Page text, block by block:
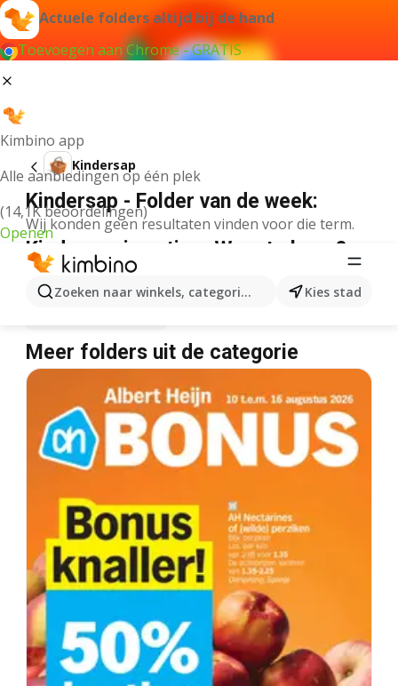
Actuele folders altijd bij de hand
Toevoegen aan Chrome - GRATIS
Kimbino app
Alle aanbiedingen op één plek
(14,1K beoordelingen)
Openen
Zoeken naar winkels, categorieën, producten...
Kies stad
Kindersap
Kindersap - Folder van de week:
Wij konden geen resultaten vinden voor die term.
Kindersap in actie – Waar te koop?
Meer folders uit de categorie